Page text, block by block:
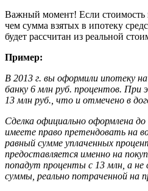
Важный момент! Если стоимость
чем сумма взятых в ипотеку
будет рассчитан из реальной
Пример:
В 2013 г. вы оформили ипотеку
банку 6 млн руб. процентов. При
13 млн руб., что и отмечено в
Сделка официально оформлена
имеете право претендовать на
равный сумме уплаченных
предоставляется именно на
попадут проценты с 13 млн, а не
суммы, реально потраченной на